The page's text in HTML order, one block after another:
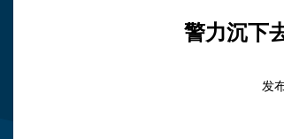
警力沉下
发